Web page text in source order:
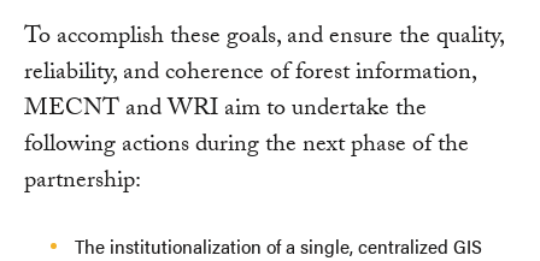
To accomplish these goals, and ensure the quality,
reliability, and coherence of forest information,
MECNT and WRI aim to undertake the
following actions during the next phase of the
partnership:
The institutionalization of a single, centralized GIS